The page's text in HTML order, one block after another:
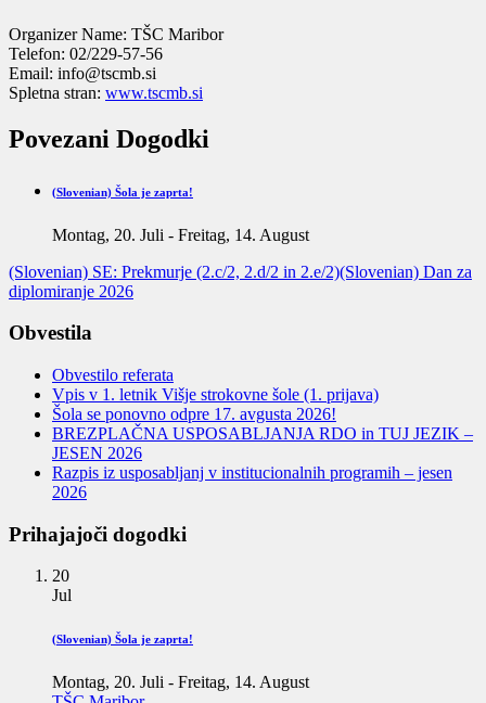
Organizer Name: TŠC Maribor
Telefon: 02/229-57-56
Email: info@tscmb.si
Spletna stran: www.tscmb.si
Povezani Dogodki
(Slovenian) Šola je zaprta!
Montag, 20. Juli - Freitag, 14. August
(Slovenian) SE: Prekmurje (2.c/2, 2.d/2 in 2.e/2)(Slovenian) Dan za
diplomiranje 2026
Obvestila
Obvestilo referata
Vpis v 1. letnik Višje strokovne šole (1. prijava)
Šola se ponovno odpre 17. avgusta 2026!
BREZPLAČNA USPOSABLJANJA RDO in TUJ JEZIK –
JESEN 2026
Razpis iz usposabljanj v institucionalnih programih – jesen
2026
Prihajajoči dogodki
20
Jul
(Slovenian) Šola je zaprta!
Montag, 20. Juli - Freitag, 14. August